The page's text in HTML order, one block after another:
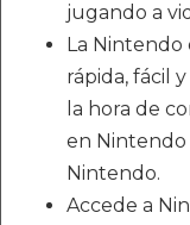
jugando a
La Nintendo
rápida, fácil
la hora de
en Nintendo
Nintendo.
Accede a